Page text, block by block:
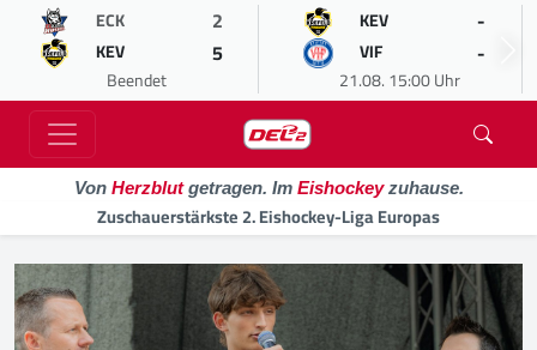
ECK 2
KEV 5
Beendet
KEV -
VIF -
21.08. 15:00 Uhr
Von Herzblutgetragen. Im Eishockeyzuhause.
Zuschauerstärkste 2. Eishockey-Liga Europas